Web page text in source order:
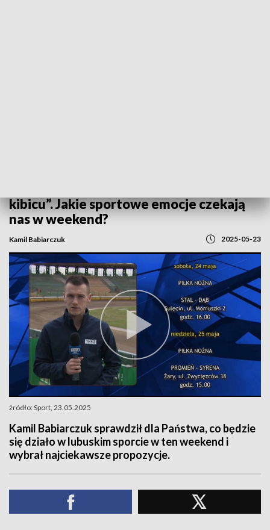
kibicu”. Jakie sportowe emocje czekają
nas w weekend?
Kamil Babiarczuk 2025-05-23
źródło: Sport, 23.05.2025
Kamil Babiarczuk sprawdził dla Państwa, co będzie
się działo w lubuskim sporcie w ten weekend i
wybrał najciekawsze propozycje.